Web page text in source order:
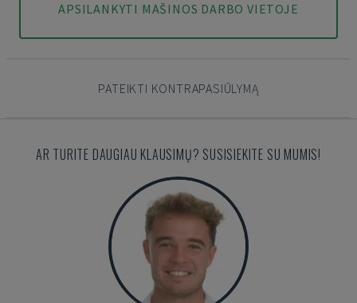
APSILANKYTI MAŠINOS DARBO VIETOJE
PATEIKTI KONTRAPASIŪLYMĄ
AR TURITE DAUGIAU KLAUSIMŲ? SUSISIEKITE SU MUMIS!